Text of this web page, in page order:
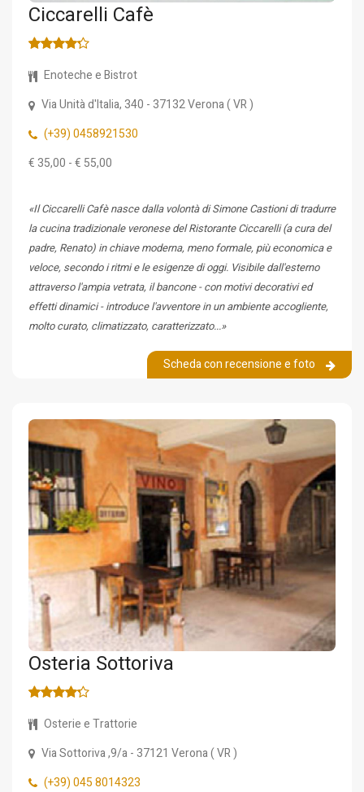
Ciccarelli Cafè
Enoteche e Bistrot
Via Unità d'Italia, 340 - 37132Verona(VR)
(+39) 0458921530
€ 35,00 - € 55,00
«Il Ciccarelli Cafè nasce dalla volontà di Simone Castioni di tradurre
la cucina tradizionale veronese del Ristorante Ciccarelli (a cura del
padre, Renato) in chiave moderna, meno formale, più economica e
veloce, secondo i ritmi e le esigenze di oggi. Visibile dall'esterno
attraverso l'ampia vetrata, il bancone - con motivi decorativi ed
effetti dinamici - introduce l'avventore in un ambiente accogliente,
molto curato, climatizzato, caratterizzato...»
Scheda con recensione e foto
Osteria Sottoriva
Osterie e Trattorie
Via Sottoriva ,9/a- 37121 Verona(VR)
(+39) 045 8014323